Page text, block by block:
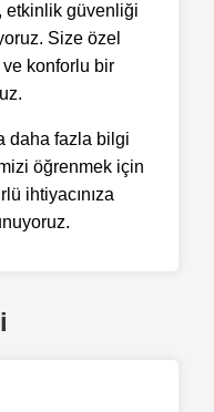
etkinlik güvenliği
Size özel
konforlu bir
daha fazla bilgi
öğrenmek için
ihtiyacınıza